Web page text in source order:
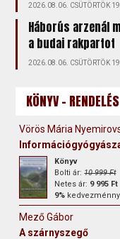
2026.08.06. CSÜTÖRTÖK
Háborús arzenál
a budai rakpartot
2026.08.06. CSÜTÖRTÖK
KÖNYV - RENDELÉS
Vörös Mária
Könyv
Bolti ár:10 999 Ft
Netes ár: 9 995 Ft
9%
Mező Gábor
A szárnyszegő